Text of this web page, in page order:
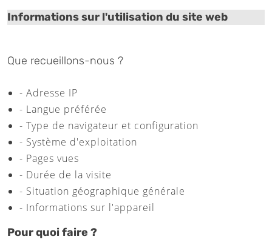
Informations sur l'utilisation du site web
Que recueillons-nous ?
- Adresse IP
- Langue préférée
- Type de navigateur et configuration
- Système d'exploitation
- Pages vues
- Durée de la visite
- Situation géographique générale
- Informations sur l'appareil
Pour quoi faire ?